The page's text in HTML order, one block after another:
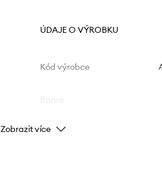
ÚDAJE O VÝROBKU
Kód výrobce
Značka
Zobrazit více